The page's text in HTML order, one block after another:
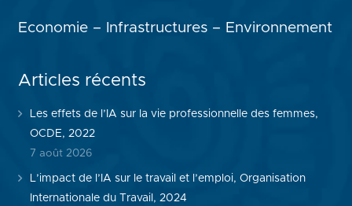
Economie – Infrastructures – Environnement
Articles récents
Les effets de l’IA sur la vie professionnelle des femmes,
OCDE, 2022
7 août 2026
L’impact de l’IA sur le travail et l’emploi, Organisation
Internationale du Travail, 2024